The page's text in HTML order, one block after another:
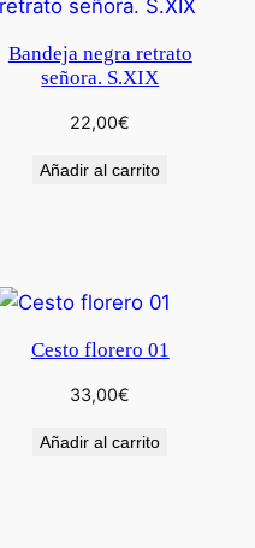
Bandeja negra retrato
señora. S.XIX
22,00€
Añadir al carrito
Cesto florero 01
33,00€
Añadir al carrito